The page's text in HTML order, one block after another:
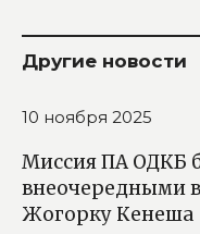
Другие новости
10 ноября 2025
Миссия ПА ОДКБ
внеочередными
Жогорку Кенеша